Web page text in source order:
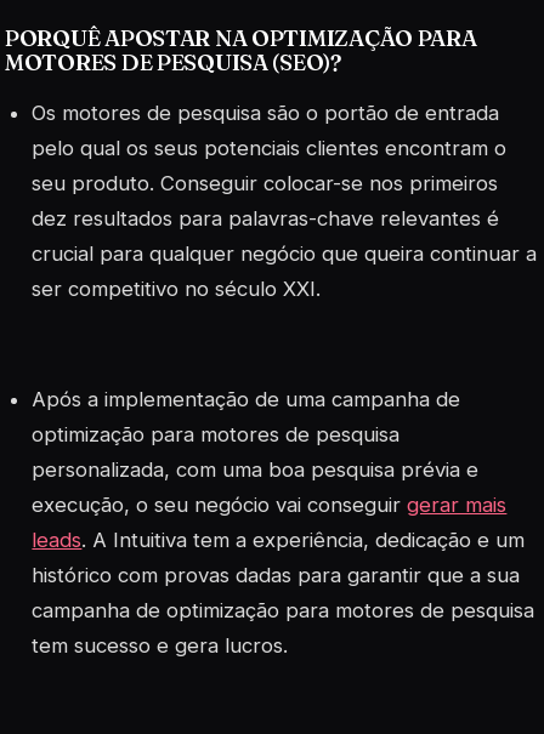
PORQUÊ APOSTAR NA OPTIMIZAÇÃO PARA
MOTORES DE PESQUISA (SEO)?
Os motores de pesquisa são o portão de entrada
pelo qual os seus potenciais clientes encontram o
seu produto. Conseguir colocar-se nos primeiros
dez resultados para palavras-chave relevantes é
crucial para qualquer negócio que queira continuar a
ser competitivo no século XXI.
Após a implementação de uma campanha de
optimização para motores de pesquisa
personalizada, com uma boa pesquisa prévia e
execução, o seu negócio vai conseguirgerar mais
leads. A Intuitiva tem a experiência, dedicação e um
histórico com provas dadas para garantir que a sua
campanha de optimização para motores de pesquisa
tem sucesso e gera lucros.